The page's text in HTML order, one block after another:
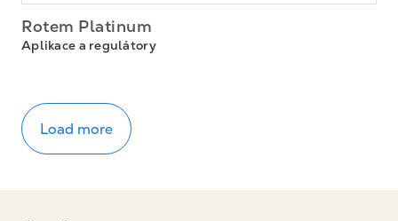
Rotem Platinum
Aplikace a regulátory
Load more